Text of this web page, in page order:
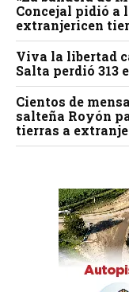
Concejal pidió a
extranjericen
Viva la libertad
Salta perdió 313
Cientos de
salteña Royón
tierras a